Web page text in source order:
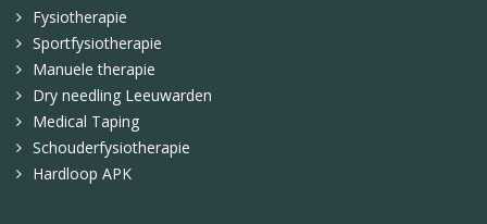
Fysiotherapie
Sportfysiotherapie
Manuele therapie
Dry needling Leeuwarden
Medical Taping
Schouderfysiotherapie
Hardloop APK